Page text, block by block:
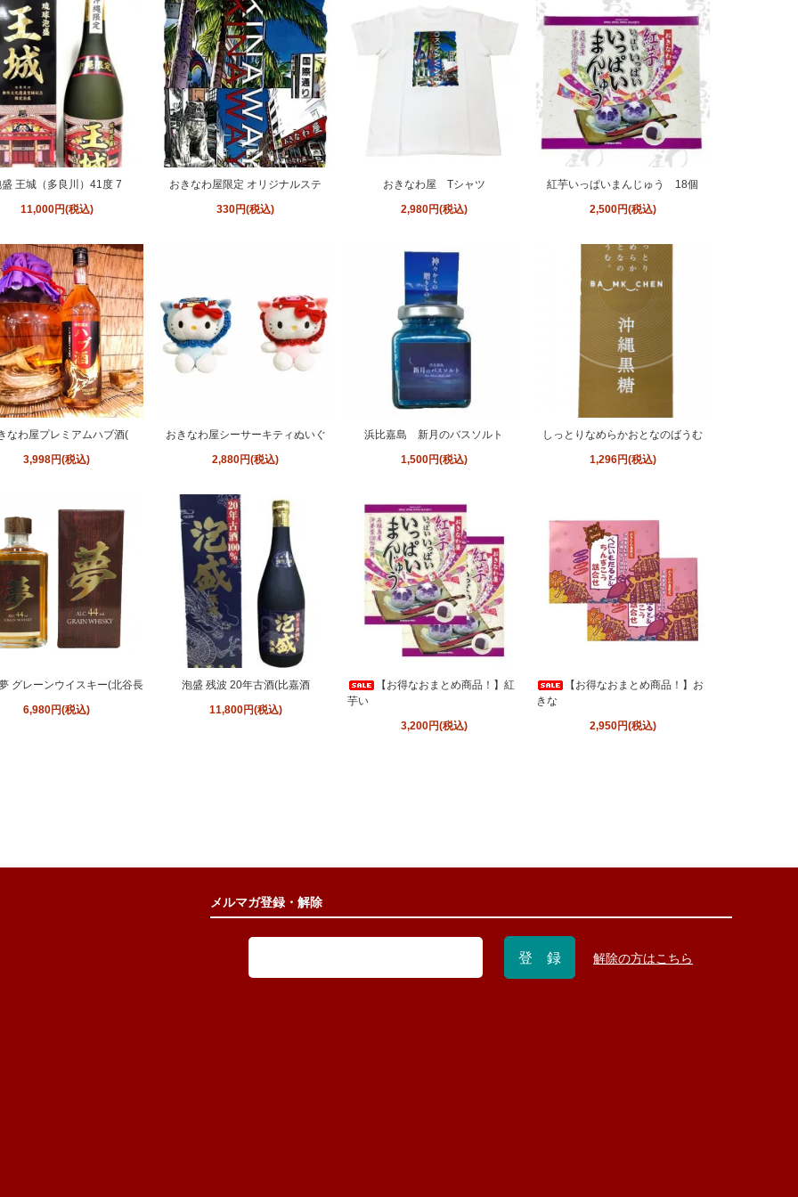
王城（多良川）41度 7
11,000円(税込)
おきなわ屋限定 オリジナルステ
330円(税込)
おきなわ屋 Tシャツ
2,980円(税込)
紅芋いっぱいまんじゅう 18個
2,500円(税込)
なわ屋プレミアムハブ酒(
3,998円(税込)
おきなわ屋シーサーキティぬいぐ
2,880円(税込)
浜比嘉島 新月のバスソルト
1,500円(税込)
しっとりなめらかおとなのばうむ
1,296円(税込)
グレーンウイスキー(北谷長
6,980円(税込)
泡盛 残波 20年古酒(比嘉酒
11,800円(税込)
【お得なおまとめ商品！】紅
芋い
3,200円(税込)
【お得なおまとめ商品！】お
きな
2,950円(税込)
メルマガ登録・解除